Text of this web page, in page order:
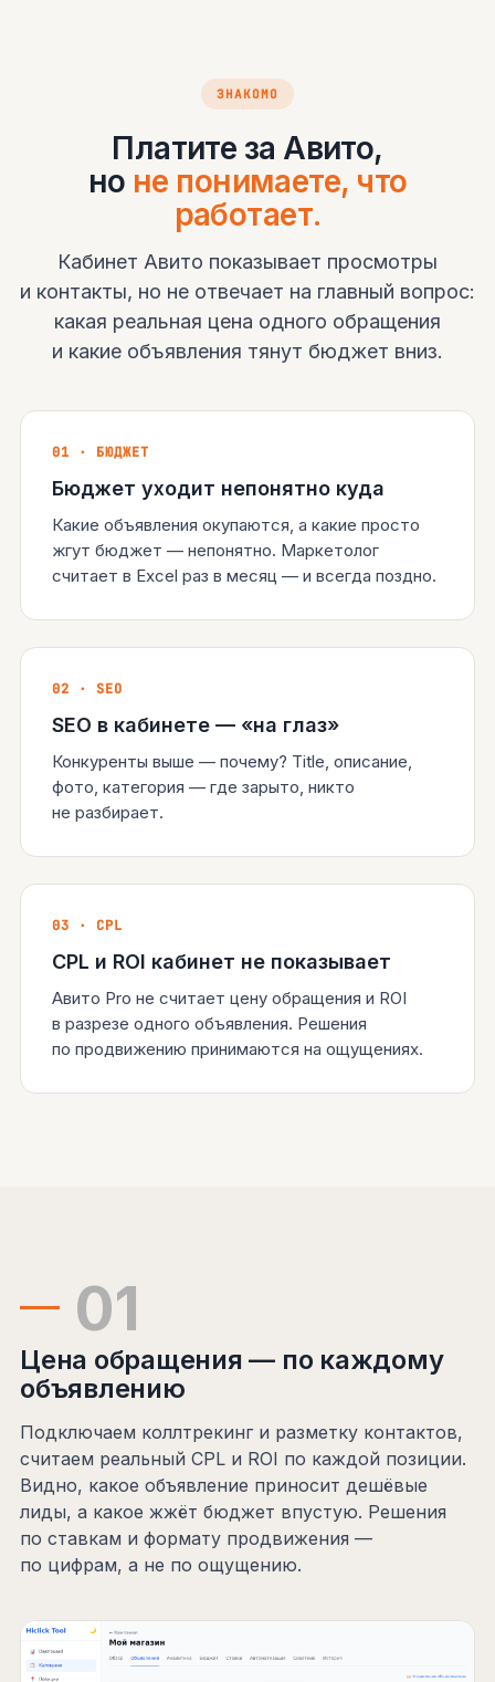
ЗНАКОМО
Платите за Авито,
но не понимаете, что
работает.
Кабинет Авито показывает просмотры
и контакты, но не отвечает на главный вопрос:
какая реальная цена одного обращения
и какие объявления тянут бюджет вниз.
01 · БЮДЖЕТ
Бюджет уходит непонятно куда
Какие объявления окупаются, а какие просто
жгут бюджет — непонятно. Маркетолог
считает в Excel раз в месяц — и всегда поздно.
02 · SEO
SEO в кабинете — «на глаз»
Конкуренты выше — почему? Title, описание,
фото, категория — где зарыто, никто
не разбирает.
03 · CPL
CPL и ROI кабинет не показывает
Авито Pro не считает цену обращения и ROI
в разрезе одного объявления. Решения
по продвижению принимаются на ощущениях.
01
Цена обращения — по каждому
объявлению
Подключаем коллтрекинг и разметку контактов,
считаем реальный CPL и ROI по каждой позиции.
Видно, какое объявление приносит дешёвые
лиды, а какое жжёт бюджет впустую. Решения
по ставкам и формату продвижения —
по цифрам, а не по ощущению.